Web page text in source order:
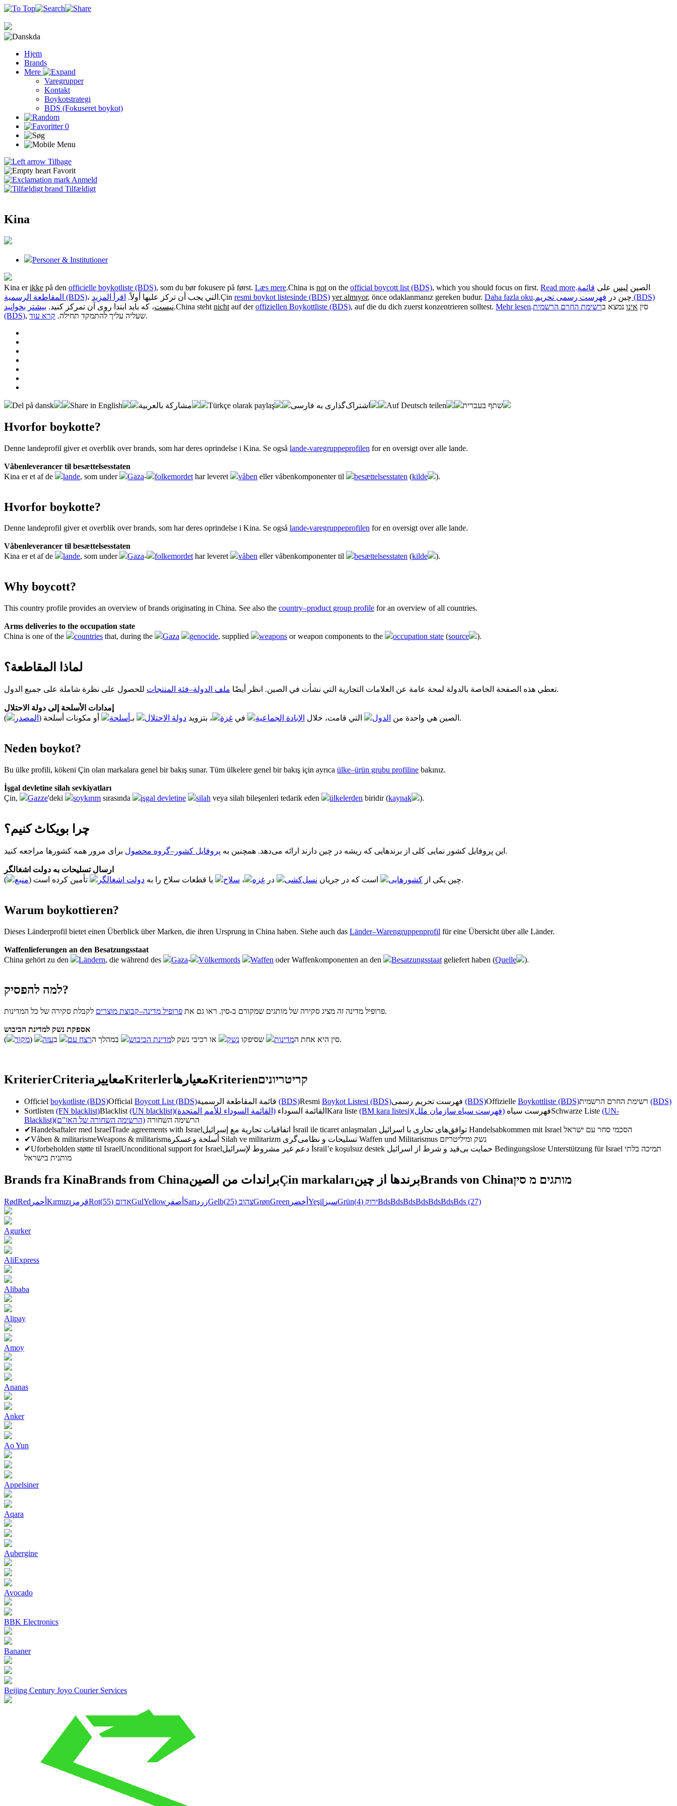
da
Hjem
Brands
Mere
Varegrupper
Kontakt
Boykotstrategi
BDS (Fokuseret boykot)
0
Tilbage
Favorit
Anmeld
Tilfældigt
Kina
Personer & Institutioner
Kina erikke på den officielle boykotliste (BDS), som du bør fokusere på først. Læs mere.China is not on the official boycott list (BDS), which you should focus on first. Read more. الصين ليس على قائمة
المقاطعة الرسمية (BDS)
، التي يجب أن تركز عليها أولاً. اقرأ المزيد .Çin resmi boykot listesinde (BDS) yer almıyor, önce odaklanmanız gereken budur. Daha fazla oku. چین در فهرست رسمی تحریم (BDS)
نیست، که باید ابتدا روی آن تمرکز کنید. بیشتر بخوانید .China steht nicht auf deroffiziellen Boykottliste (BDS), auf die du dich zuerst konzentrieren solltest. Mehr lesen. סין אינו נמצא ברשימת החרם הרשמית
(BDS)
, שעליה עליך להתמקד תחילה. קרא עוד .
Del på dansk Share in English مشاركة بالعربية Türkçe olarak paylaş اشتراک‌گذاری به فارسی Auf Deutsch teilen שתף בעברית
Hvorfor boykotte?
Denne landeprofil giver et overblik over brands, som har deres oprindelse i Kina. Se også lande-varegruppeprofilen for en oversigt over alle lande.
Våbenleverancer til besættelsesstaten
Kina er et af de
lande, som under Gaza- folkemordet har leveret våben eller våbenkomponenter til besættelsesstaten (kilde ).
Hvorfor boykotte?
Denne landeprofil giver et overblik over brands, som har deres oprindelse i Kina. Se også lande-varegruppeprofilen for en oversigt over alle lande.
Våbenleverancer til besættelsesstaten
Kina er et af de
lande, som under Gaza- folkemordethar leveret våben eller våbenkomponenter til besættelsesstaten (kilde ).
Why boycott?
This country profile provides an overview of brands originating in China. See also the country–product group profile for an overview of all countries.
Arms deliveries to the occupation state
China is one of the
countries that, during the Gaza genocide, supplied weapons or weapon components to the occupation state (source ).
لماذا المقاطعة؟
تعطي هذه الصفحة الخاصة بالدولة لمحة عامة عن العلامات التجارية التي نشأت في الصين. انظر أيضًا ملف الدولة–فئة المنتجات للحصول على نظرة شاملة على جميع الدول.
إمدادات الأسلحة إلى دولة الاحتلال
الصين هي واحدة من الدول التي قامت، خلال الإبادة الجماعية في غزة ، بتزويد دولة الاحتلال بـ أسلحة أو مكونات أسلحة ( المصدر ).
Neden boykot?
Bu ülke profili, kökeni Çin olan markalara genel bir bakış sunar. Tüm ülkelere genel bir bakış için ayrıca ülke–ürün grubu profiline bakınız.
İşgal devletine silah sevkiyatları
Çin,
Gazze'deki soykırım sırasında işgal devletine silah veya silah bileşenleri tedarik eden ülkelerden biridir (kaynak ).
چرا بویکاٹ کنیم؟
این پروفایل کشور نمایی کلی از برندهایی که ریشه در چین دارند ارائه می‌دهد. همچنین به پروفایل کشور–گروه محصول برای مرور همه کشورها مراجعه کنید.
ارسال تسلیحات به دولت اشغالگر
چین یکی از کشورهایی است که در جریان نسل‌کشی در غزه ، سلاح یا قطعات سلاح را به دولت اشغالگر تأمین کرده است (منبع ).
Warum boykottieren?
Dieses Länderprofil bietet einen Überblick über Marken, die ihren Ursprung in China haben. Siehe auch das Länder–Warengruppenprofil für eine Übersicht über alle Länder.
Waffenlieferungen an den Besatzungsstaat
China gehört zu den
Ländern, die während des Gaza- Völkermords Waffen oder Waffenkomponenten an den Besatzungsstaat geliefert haben (Quelle ).
למה להפסיק?
פרופיל מדינה זה מציג סקירה של מותגים שמקורם ב-סין. ראו גם את פרופיל מדינה–קבוצת מוצרים לקבלת סקירה של כל המדינות.
אספקת נשק למדינת הכיבוש
סין היא אחת המדינות שסיפקו נשק או רכיבי נשק למדינת הכיבוש במהלך הרצח עם בעזה (מקור ).
KriterierCriteria معاييرKriterlerمعیارهاKriterienקריטריונים
Officiel boykotliste (BDS)Official Boycott List (BDS) (BDS)Resmi Boykot Listesi (BDS) (BDS)Offizielle Boykottliste (BDS)
(BDS)
Sortlisten (FN blacklist)Blacklist (UN blacklist) القائمة السوداء (القائمة السوداء للأمم المتحدة) Kara liste (BM kara listesi) فهرست سیاه (فهرست سیاه سازمان ملل) Schwarze Liste (UN-
Blacklist)
הרשימה השחורה (הרשימה השחורה של האו"ם)
✔Handelsaftaler med IsraelTrade agreements with Israel İsrail ile ticaret anlaşmaları Handelsabkommen mit Israel הסכמי סחר עם ישראל
✔Våben & militarismeWeapons & militarism Silah ve militarizm Waffen und Militarismus נשק ומיליטריזם
✔Uforbeholden støtte til IsraelUnconditional support for Israel İsrail’e koşulsuz destek Bedingungslose Unterstützung für Israel תמיכה בלתי
מותנית בישראל
Brands fra KinaBrands from Chinaبراندات من الصينÇin markalarıبرندها از چینBrands von Chinaמותגים מ סין
RødRed أحمر Kırmızı قرمزRot אדום (55) GulYellow أصفر SarıزردGelb צהוב (25) GrønGreen أخضر Yeşil سبزGrün ירוק (4) BdsBdsBdsBdsBdsBdsBds (27)
Agurker
AliExpress
Alibaba
Alipay
Amoy
Ananas
Anker
Ao Yun
Appelsiner
Aqara
Aubergine
Avocado
BBK Electronics
Bananer
Beijing Century Joyo Courier Services